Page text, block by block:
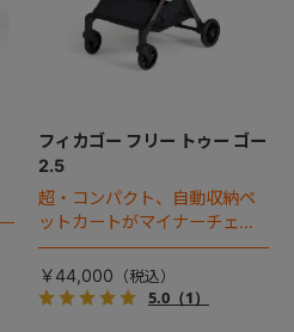
フィカゴー フリー トゥー ゴー
2.5
超・コンパクト、自動収納ペ
ットカートがマイナーチェン
ジ！
￥44,000
5.0（1）